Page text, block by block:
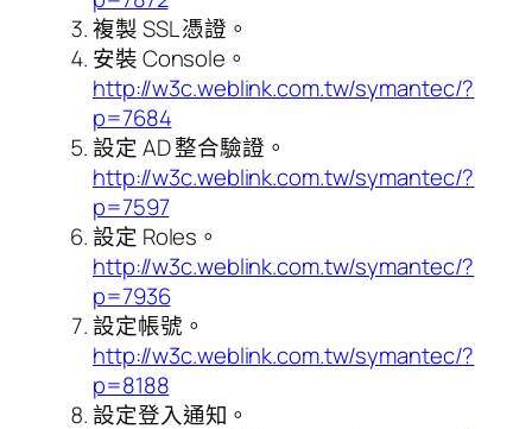
複製 SSL 憑證。
安裝 Console。
http://w3c.weblink.com.tw/symantec/?
p=7684
設定 AD 整合驗證。
http://w3c.weblink.com.tw/symantec/?
p=7597
設定 Roles。
http://w3c.weblink.com.tw/symantec/?
p=7936
設定帳號。
http://w3c.weblink.com.tw/symantec/?
p=8188
設定登入通知。